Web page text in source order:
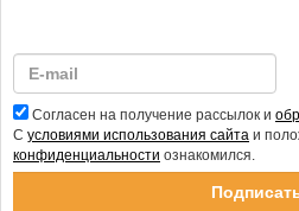
Согласен на получение рассылок и
С условиями использования сайта и
конфиденциальности ознакомился.